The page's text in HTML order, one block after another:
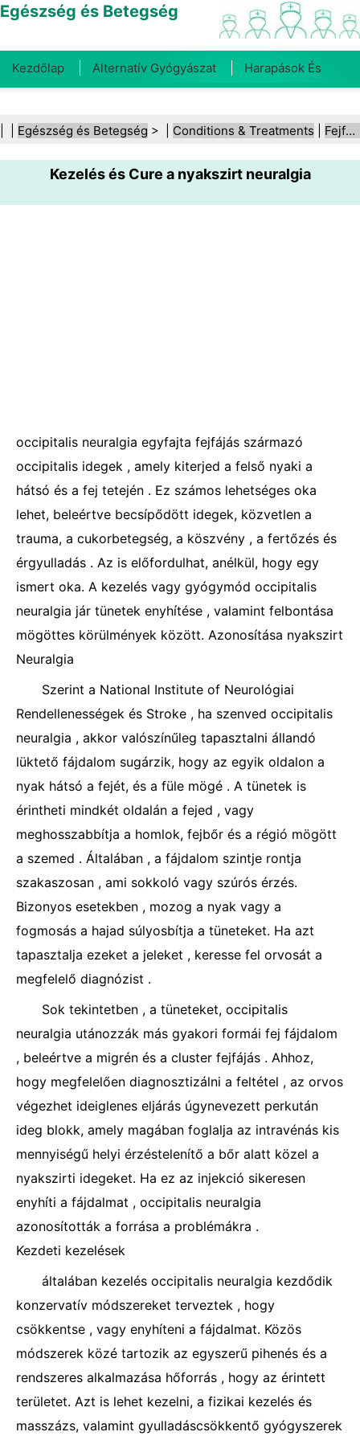
Egészség és Betegség
Kezdőlap Alternatív Gyógyászat Harapások És
Fogegészség Diéta És Táplálkozás Családi
Egészség Egészségügyi Ágazat Mentális Egészség
Közegészségügy És Biztonság Sebészet És
Egészség és Betegség > | Conditions & Treatments Fejfájás
Kezelés és Cure a nyakszirt neuralgia
occipitalis neuralgia egyfajta fejfájás származó
occipitalis idegek , amely kiterjed a felső nyaki a
hátsó és a fej tetején . Ez számos lehetséges oka
lehet, beleértve becsípődött idegek, közvetlen a
trauma, a cukorbetegség, a köszvény , a fertőzés és
érgyulladás . Az is előfordulhat, anélkül, hogy egy
ismert oka. A kezelés vagy gyógymód occipitalis
neuralgia jár tünetek enyhítése , valamint felbontása
mögöttes körülmények között. Azonosítása nyakszirt
Neuralgia
Szerint a National Institute of Neurológiai
Rendellenességek és Stroke , ha szenved occipitalis
neuralgia , akkor valószínűleg tapasztalni állandó
lüktető fájdalom sugárzik, hogy az egyik oldalon a
nyak hátsó a fejét, és a füle mögé . A tünetek is
érintheti mindkét oldalán a fejed , vagy
meghosszabbítja a homlok, fejbőr és a régió mögött
a szemed . Általában , a fájdalom szintje rontja
szakaszosan , ami sokkoló vagy szúrós érzés.
Bizonyos esetekben , mozog a nyak vagy a
fogmosás a hajad súlyosbítja a tüneteket. Ha azt
tapasztalja ezeket a jeleket , keresse fel orvosát a
megfelelő diagnózist .
Sok tekintetben , a tüneteket, occipitalis
neuralgia utánozzák más gyakori formái fej fájdalom
, beleértve a migrén és a cluster fejfájás . Ahhoz,
hogy megfelelően diagnosztizálni a feltétel , az orvos
végezhet ideiglenes eljárás úgynevezett perkután
ideg blokk, amely magában foglalja az intravénás kis
mennyiségű helyi érzéstelenítő a bőr alatt közel a
nyakszirti idegeket. Ha ez az injekció sikeresen
enyhíti a fájdalmat , occipitalis neuralgia
azonosították a forrása a problémákra .
Kezdeti kezelések
általában kezelés occipitalis neuralgia kezdődik
konzervatív módszereket terveztek , hogy
csökkentse , vagy enyhíteni a fájdalmat. Közös
módszerek közé tartozik az egyszerű pihenés és a
rendszeres alkalmazása hőforrás , hogy az érintett
területet. Azt is lehet kezelni, a fizikai kezelés és
masszázs, valamint gyulladáscsökkentő gyógyszerek